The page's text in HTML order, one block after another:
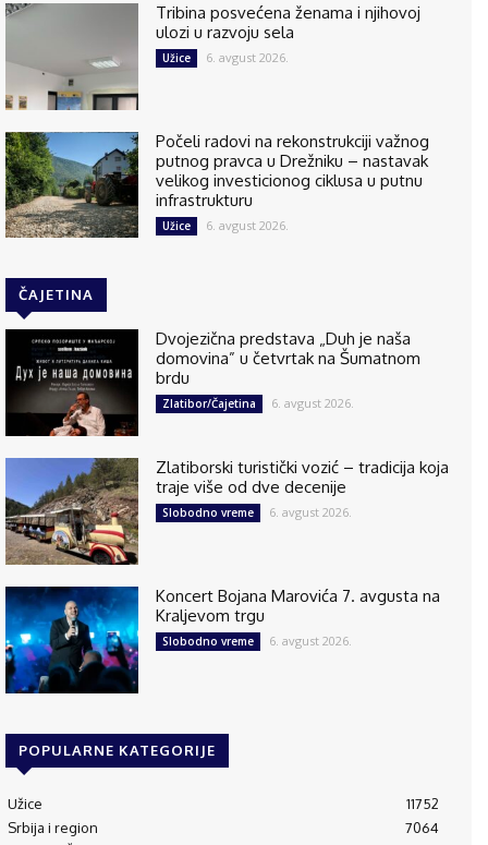
Tribina posvećena ženama i njihovoj
ulozi u razvoju sela
Užice 6. avgust 2026.
Počeli radovi na rekonstrukciji važnog
putnog pravca u Drežniku – nastavak
velikog investicionog ciklusa u putnu
infrastrukturu
Užice 6. avgust 2026.
ČAJETINA
Dvojezična predstava „Duh je naša
domovina” u četvrtak na Šumatnom
brdu
Zlatibor/Čajetina 6. avgust 2026.
Zlatiborski turistički vozić – tradicija koja
traje više od dve decenije
Slobodno vreme 6. avgust 2026.
Koncert Bojana Marovića 7. avgusta na
Kraljevom trgu
Slobodno vreme 6. avgust 2026.
POPULARNE KATEGORIJE
Užice
11752
Srbija i region
7064